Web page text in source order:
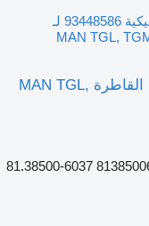
مضخة هيدروليكية 93448586 لـ
مضخة هيدروليكية 93448586 لـ السيارات القاطرة MAN TGL,
93448586 81385006035 81385006033 81385006037 81.38500-6037